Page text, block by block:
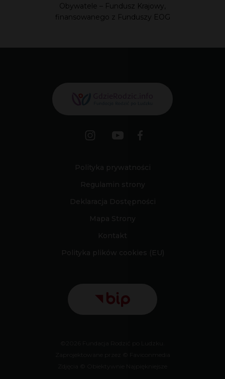
Obywatele – Fundusz Krajowy,
finansowanego z Funduszy EOG
Polityka prywatności
Regulamin strony
Deklaracja Dostępności
Mapa Strony
Polityka plików cookies (EU)